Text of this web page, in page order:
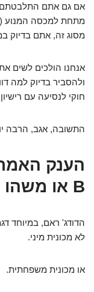
אם גם אתם
מתחת למכסה המנוע
מסוג זה, אתם בדיוק
אנחנו הולכים לשים
ולהסביר בדיוק למה
חוקי לנסיעה עם
התשובה, אגב, הרבה
הענק
B או משהו גדול יותר?
לא מכונית מיני.
או מכונית משפחתית.